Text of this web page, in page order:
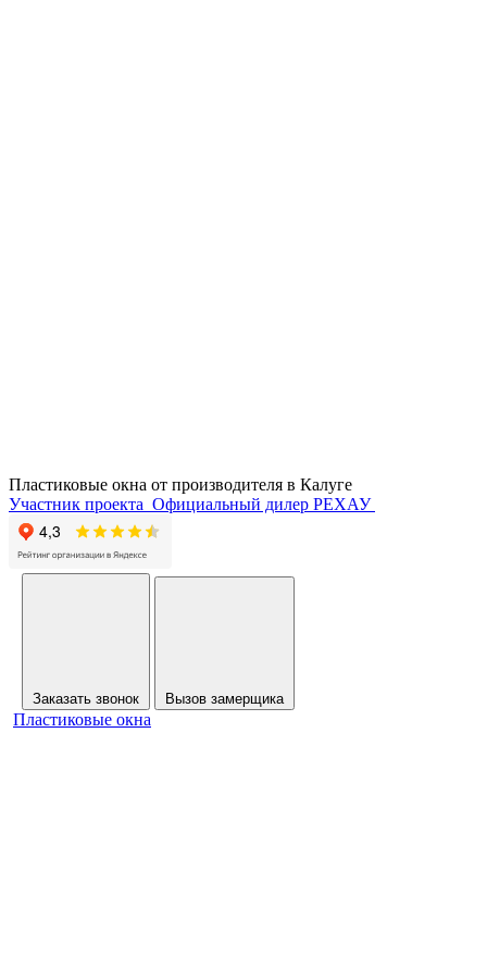
Пластиковые окна от производителя в Калуге
Участник проекта Официальный дилер РЕХАУ
Заказать звонок Вызов замерщика
Пластиковые окна